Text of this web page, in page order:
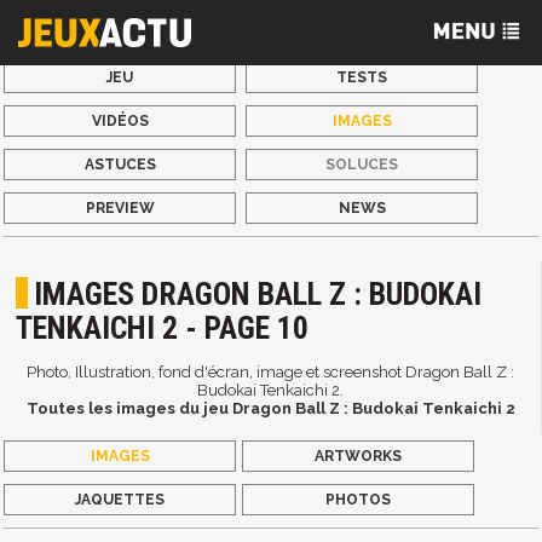
JEU TESTS
VIDÉOS IMAGES
ASTUCES SOLUCES
PREVIEW NEWS
IMAGES DRAGON BALL Z : BUDOKAI
TENKAICHI 2 - PAGE 10
Photo, Illustration, fond d'écran, image et screenshot Dragon Ball Z :
Budokai Tenkaichi 2.
Toutes les images du jeu Dragon Ball Z : Budokai Tenkaichi 2
IMAGES ARTWORKS
JAQUETTES PHOTOS